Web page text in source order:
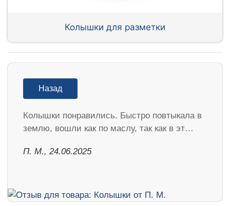
Колышки для разметки
Назад
Колышки понравились. Быстро повтыкала в
землю, вошли как по маслу, так как в эт…
П. М., 24.06.2025